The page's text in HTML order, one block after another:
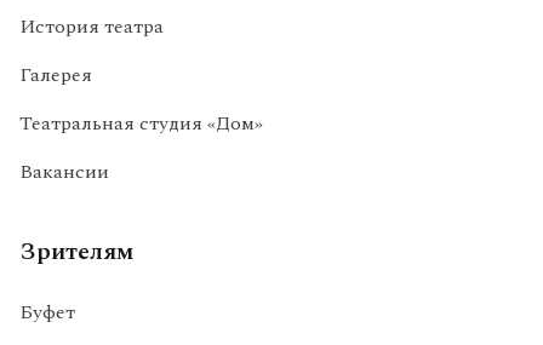
История театра
Галерея
Театральная студия «Дом»
Вакансии
Зрителям
Буфет